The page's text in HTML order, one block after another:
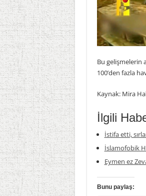
Bu gelişmelerin
100’den fazla
Kaynak: Mira
İlgili
İstifa etti,
İslamofobik
Eymen ez
Bunu paylaş: